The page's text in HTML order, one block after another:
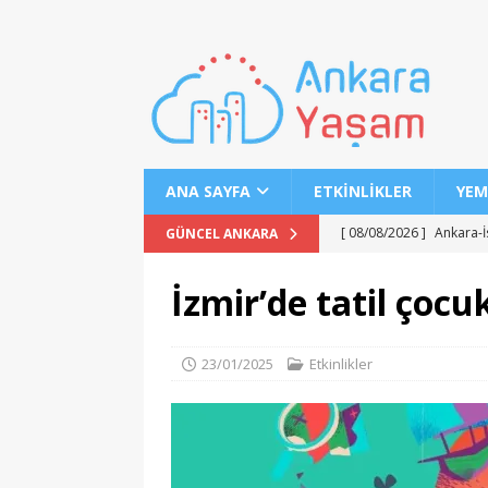
ANA SAYFA ETKINLIKLER
GÜNCEL ANKARA [ 08/08/2026 ] Ankara-
[ 08/08/2026 ]
[ 08/08/2026 ]
LGS 1.
[ 07/08/2026 ] Maltepe
İzmir’de tatil
23/01/2025 Etkinlikler